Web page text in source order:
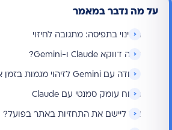
על מה נדבר במאמר
השינוי בתפיסה: מתגובה לחיזוי
למה דווקא Claude ו-Gemini?
עבודה עם Gemini לזיהוי מגמות בזמן אמת
ניתוח עומק סמנטי עם Claude
איך ליישם את התחזיות באתר בפועל?